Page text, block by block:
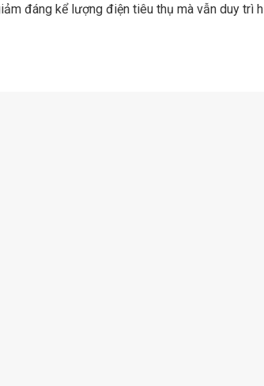
đáng kể lượng điện tiêu thụ mà vẫn duy trì